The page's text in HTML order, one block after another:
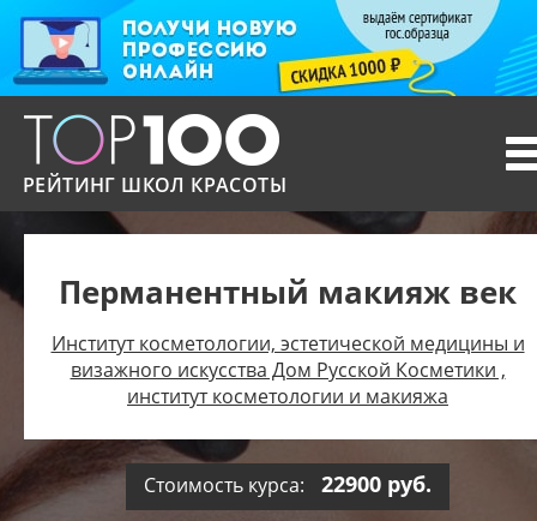
РЕЙТИНГ ШКОЛ КРАСОТЫ
Перманентный макияж век
Институт косметологии, эстетической медицины и
визажного искусства Дом Русской Косметики ,
институт косметологии и макияжа
Стоимость курса: 22900 руб.